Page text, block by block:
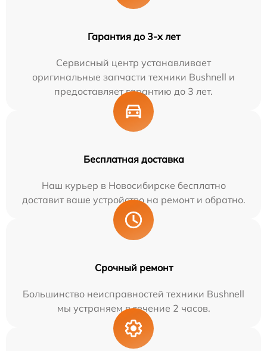
Гарантия до 3-х лет
Сервисный центр устанавливает
оригинальные запчасти техники Bushnell и
предоставляет гарантию до 3 лет.
Бесплатная доставка
Наш курьер в Новосибирске бесплатно
доставит ваше устройство на ремонт и обратно.
Срочный ремонт
Большинство неисправностей техники Bushnell
мы устраняем в течение 2 часов.